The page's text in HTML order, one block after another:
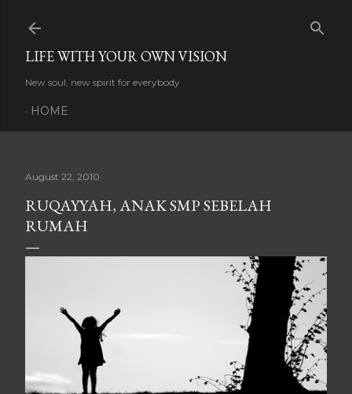
LIFE WITH YOUR OWN VISION
New soul, new spirit for everybody
HOME
August 22, 2010
RUQAYYAH, ANAK SMP SEBELAH
RUMAH